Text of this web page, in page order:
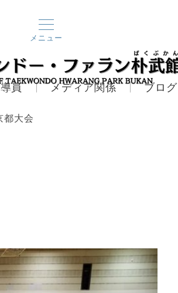
メニュー
員 メディア関係 ブログ
都大会